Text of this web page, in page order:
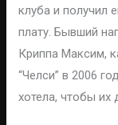
клуба и получил
плату. Бывший
Криппа Максим,
“Челси” в 2006
хотела, чтобы их